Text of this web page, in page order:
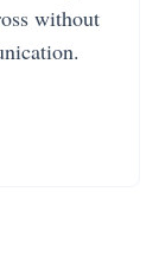
without